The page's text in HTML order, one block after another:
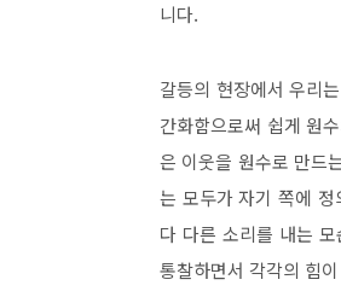
니다.
갈등의 현장에서 우리
간화함으로써 쉽게 원
은 이웃을 원수로 만드
는 모두가 자기 쪽에
다 다른 소리를 내는
통찰하면서 각각의 힘